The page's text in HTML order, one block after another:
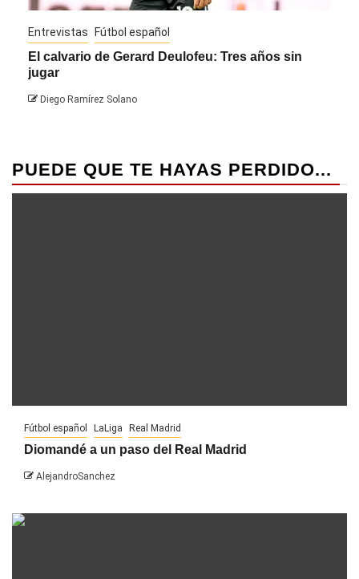
Entrevistas Fútbol español
El calvario de Gerard Deulofeu: Tres años sin
jugar
Diego Ramírez Solano
PUEDE QUE TE HAYAS PERDIDO...
Fútbol español LaLiga Real Madrid
Diomandé a un paso del Real Madrid
AlejandroSanchez